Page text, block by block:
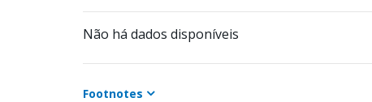
Não há dados disponíveis
Footnotes